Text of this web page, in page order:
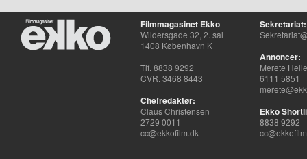
Filmmagasinet Ekko
Wildersgade 32, 2. sal
1408 København K
Tlf. 8838 9292
CVR. 3468 8443
Chefredaktør:
Claus Christensen
2729 0011
cc@ekkofilm.dk
Sekretariat:
Annoncer:
Merete
6111 5851
Ekko
8838 9292